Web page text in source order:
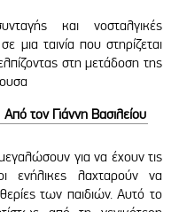
και νοσταλγικές
μια ταινία που στηρίζεται
στη μετάδοση της
Από τον Γιάννη Βασιλείου
για να έχουν τις
ενήλικες λαχταρούν να
των παιδιών. Αυτό το